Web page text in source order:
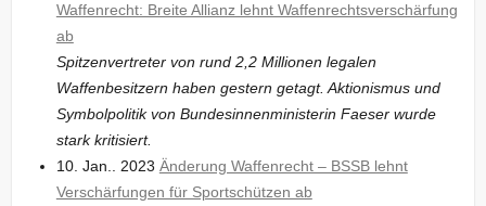
Waffenrecht: Breite Allianz lehnt Waffenrechtsverschärfung
ab
Spitzenvertreter von rund 2,2 Millionen legalen
Waffenbesitzern haben gestern getagt. Aktionismus und
Symbolpolitik von Bundesinnenministerin Faeser wurde
stark kritisiert.
10. Jan.. 2023 Änderung Waffenrecht – BSSB lehnt
Verschärfungen für Sportschützen ab